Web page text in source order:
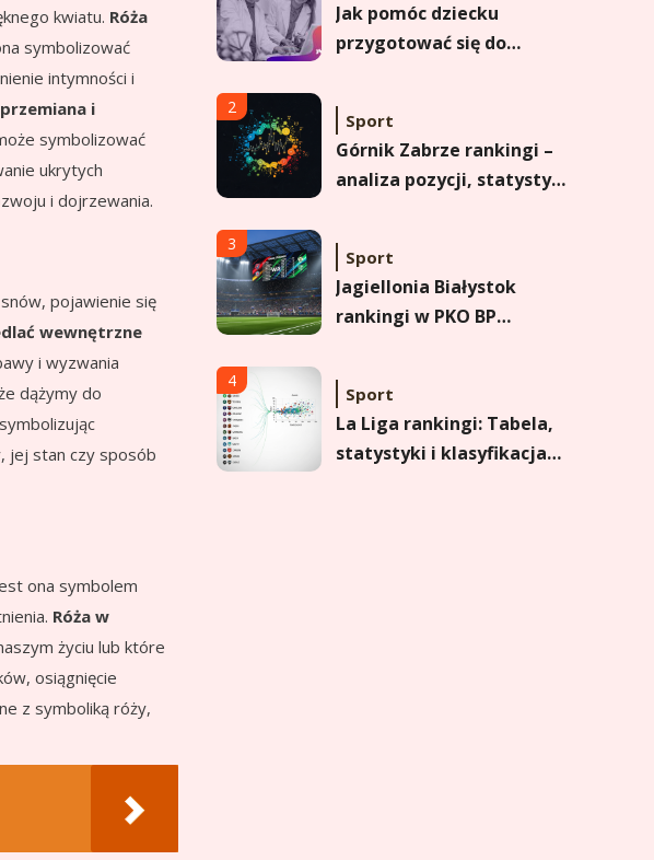
kwiatu. Róża
symbolizować
intymności i
przemiana i
symbolizować
ukrytych
i dojrzewania.
pojawienie się
wewnętrzne
i wyzwania
dążymy do
jej stan czy sposób
ona symbolem
Róża w
życiu lub które
osiągnięcie
z symboliką róży,
Jak pomóc dziecku
przygotować się do
to dobre rozwiązanie dla
maturzysty?
2
Sport
Górnik Zabrze rankingi –
analiza pozycji, statystyk
3
Sport
Jagiellonia Białystok
rankingi w PKO BP
formy i statystyk
4
Sport
La Liga rankingi: Tabela,
statystyki i klasyfikacja